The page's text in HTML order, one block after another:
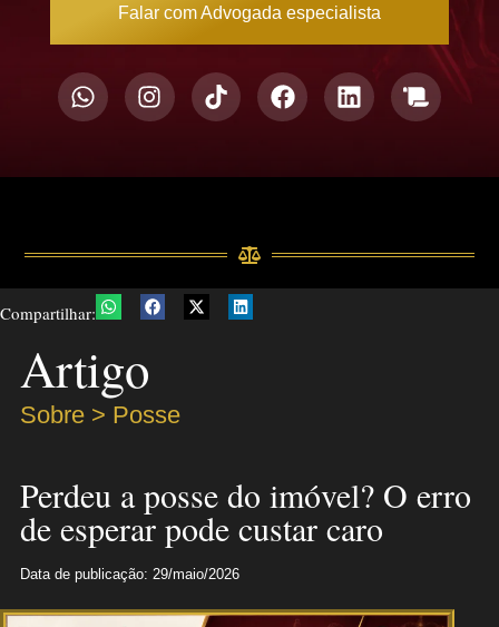
Falar com Advogada especialista
Compartilhar:
Artigo
Sobre > Posse
Perdeu a posse do imóvel? O erro
de esperar pode custar caro
Data de publicação: 29/maio/2026